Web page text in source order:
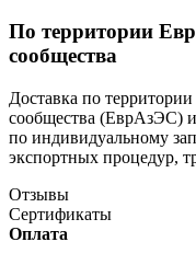
По территории
сообщества
Доставка по
сообщества (ЕврАзЭС) и
по индивидуальному
экспортных процедур,
Отзывы
Сертификаты
Оплата